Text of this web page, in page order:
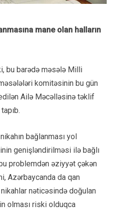
mane olan halların
bu barədə məsələ Milli
komitəsinin bu gün
Ailə Məcəlləsinə təklif
bağlanması yol
genişləndirilməsi ilə bağlı
problemdən əziyyət çəkən
Azərbaycanda da qan
nikahlar nəticəsində doğulan
olması riski olduqca